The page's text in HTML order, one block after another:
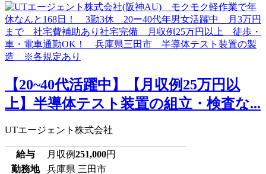
【20~40代活躍中】【月収例25万円以
上】半導体テスト装置の組立・検査な...
UTエージェント株式会社
給与 月収例251,000円
勤務地
兵庫県 三田市